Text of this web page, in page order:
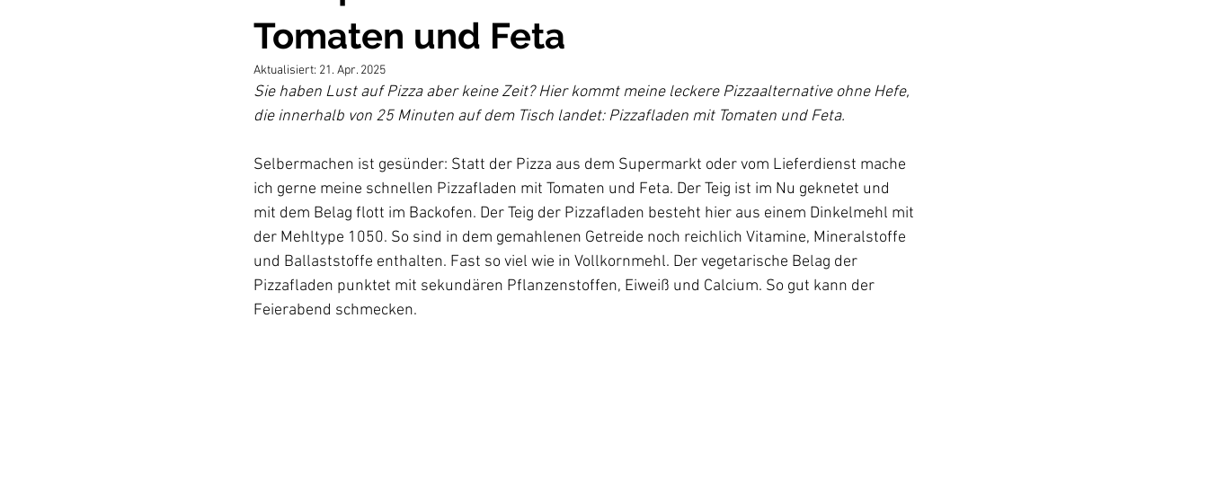
Tomaten und Feta
Aktualisiert: 21. Apr. 2025
Sie haben Lust auf Pizza aber keine Zeit? Hier kommt meine leckere Pizzaalternative ohne Hefe,
die innerhalb von 25 Minuten auf dem Tisch landet: Pizzafladen mit Tomaten und Feta.
Selbermachen ist gesünder: Statt der Pizza aus dem Supermarkt oder vom Lieferdienst mache
ich gerne meine schnellen Pizzafladen mit Tomaten und Feta. Der Teig ist im Nu geknetet und
mit dem Belag flott im Backofen. Der Teig der Pizzafladen besteht hier aus einem Dinkelmehl mit
der Mehltype 1050. So sind in dem gemahlenen Getreide noch reichlich Vitamine, Mineralstoffe
und Ballaststoffe enthalten. Fast so viel wie in Vollkornmehl. Der vegetarische Belag der
Pizzafladen punktet mit sekundären Pflanzenstoffen, Eiweiß und Calcium. So gut kann der
Feierabend schmecken.